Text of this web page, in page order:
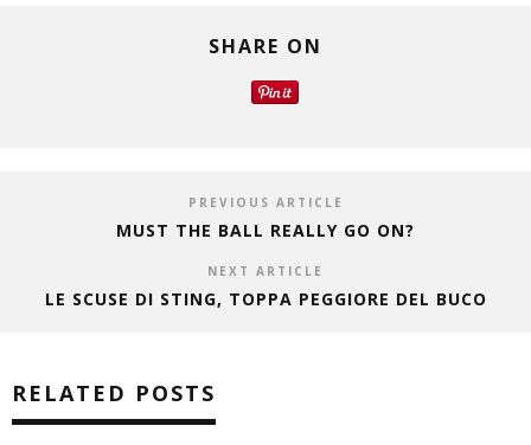
SHARE ON
PREVIOUS ARTICLE
MUST THE BALL REALLY GO ON?
NEXT ARTICLE
LE SCUSE DI STING, TOPPA PEGGIORE DEL BUCO
RELATED POSTS